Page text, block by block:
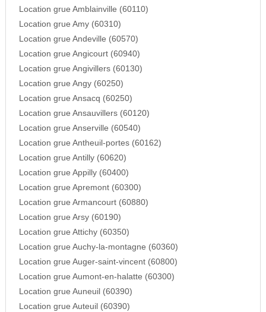
Location grue Amblainville (60110)
Location grue Amy (60310)
Location grue Andeville (60570)
Location grue Angicourt (60940)
Location grue Angivillers (60130)
Location grue Angy (60250)
Location grue Ansacq (60250)
Location grue Ansauvillers (60120)
Location grue Anserville (60540)
Location grue Antheuil-portes (60162)
Location grue Antilly (60620)
Location grue Appilly (60400)
Location grue Apremont (60300)
Location grue Armancourt (60880)
Location grue Arsy (60190)
Location grue Attichy (60350)
Location grue Auchy-la-montagne (60360)
Location grue Auger-saint-vincent (60800)
Location grue Aumont-en-halatte (60300)
Location grue Auneuil (60390)
Location grue Auteuil (60390)